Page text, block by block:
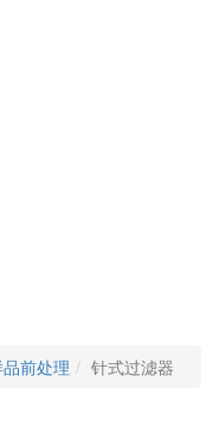
前处理 针式过滤器